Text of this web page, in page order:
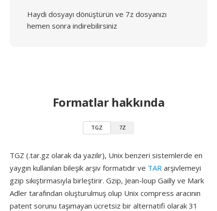
Haydi dosyayı dönüştürün ve 7z dosyanızı
hemen sonra indirebilirsiniz
Formatlar hakkında
TGZ 7Z
TGZ (.tar.gz olarak da yazılır), Unix benzeri sistemlerde en
yaygın kullanılan bileşik arşiv formatıdır ve TAR arşivlemeyi
gzip sıkıştırmasıyla birleştirir. Gzip, Jean-loup Gailly ve Mark
Adler tarafından oluşturulmuş olup Unix compress aracının
patent sorunu taşımayan ücretsiz bir alternatifi olarak 31